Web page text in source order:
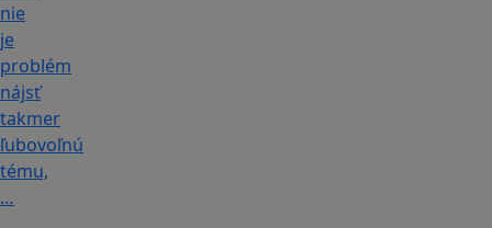
nie
je
problém
nájsť
takmer
ľubovoľnú
tému,
…